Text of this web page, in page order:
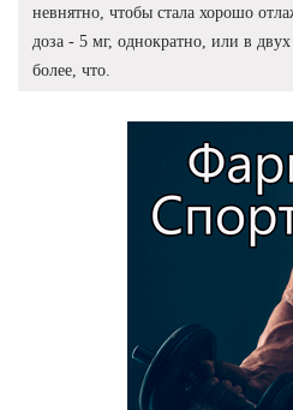
невнятно, чтобы стала хорошо
доза - 5 мг, однократно, или в
более, что.